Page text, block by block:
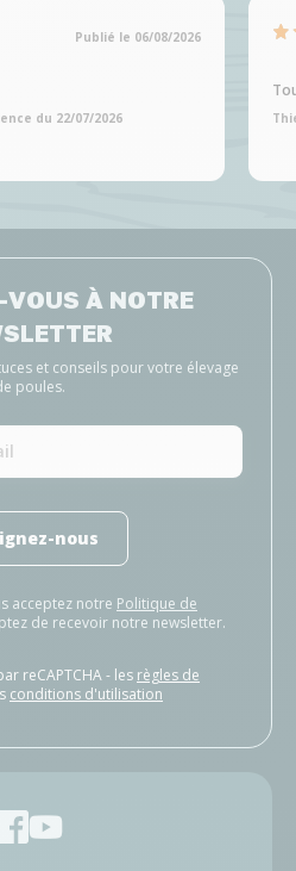
Publié le 06/08/2026
du 22/07/2026
À NOTRE
et conseils pour votre élevage
poules.
nous
acceptez notre Politique de
de recevoir notre newsletter.
reCAPTCHA - les règles de
conditions d'utilisation